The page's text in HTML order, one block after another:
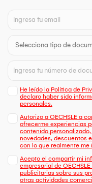
He leído la Política de
declaro haber sido
personales.
Autorizo a OECHSLE a
ofrecerme experiencias
contenido
novedades, descuentos
con lo que realmente me
Acepto el compartir mi
empresarial de
publicitarias sobre sus
otras actividades